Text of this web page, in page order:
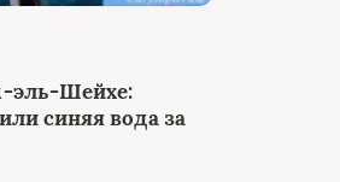
эль-Шейхе:
синяя вода за